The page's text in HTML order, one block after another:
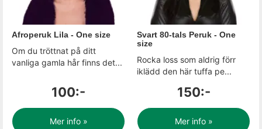
Afroperuk Lila - One size
Om du tröttnat på ditt
vanliga gamla hår finns det...
100:-
Mer info »
Svart 80-tals Peruk - One
size
Rocka loss som aldrig förr
iklädd den här tuffa pe...
150:-
Mer info »